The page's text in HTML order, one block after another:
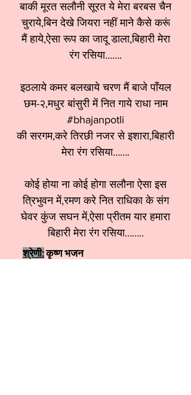
बाकी मूरत सलौनी सूरत ये मेरा बरबस चैन
चुराये,बिन देखे जियरा नहीं माने कैसे करूं
मैं हाये,ऐसा रूप का जादू डाला,बिहारी मेरा
रंग रसिया…….
इठलाये कमर बलखाये चरण मैं बाजे पाँयल
छम-२,मधुर बांसुरी में नित गाये राधा नाम
#bhajanpotli
की सरगम,करे तिरछी नजर से इशारा,बिहारी
मेरा रंग रसिया…….
कोई होया ना कोई होगा सलौना ऐसा इस
त्रिभुवन में,रमण करे नित राधिका के संग
घेवर कुंज सघन में,ऐसा प्रीतम यार हमारा
बिहारी मेरा रंग रसिया……..
श्रेणी:कृष्ण भजन